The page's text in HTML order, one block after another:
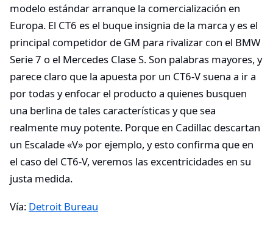
modelo estándar arranque la comercialización en
Europa. El CT6 es el buque insignia de la marca y es el
principal competidor de GM para rivalizar con el BMW
Serie 7 o el Mercedes Clase S. Son palabras mayores, y
parece claro que la apuesta por un CT6-V suena a ir a
por todas y enfocar el producto a quienes busquen
una berlina de tales características y que sea
realmente muy potente. Porque en Cadillac descartan
un Escalade «V» por ejemplo, y esto confirma que en
el caso del CT6-V, veremos las excentricidades en su
justa medida.
Vía: Detroit Bureau